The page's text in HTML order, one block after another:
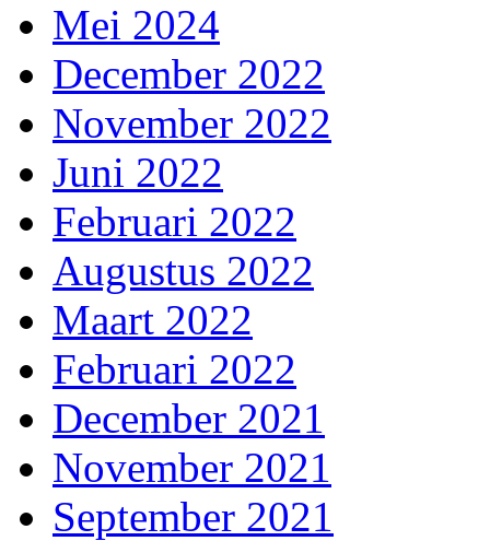
Mei 2024
December 2022
November 2022
Juni 2022
Februari 2022
Augustus 2022
Maart 2022
Februari 2022
December 2021
November 2021
September 2021